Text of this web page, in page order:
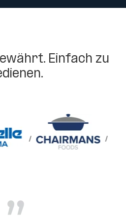
Einfach zu
/ /